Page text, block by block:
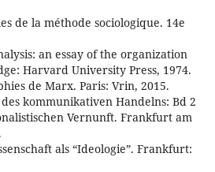
de la méthode sociologique. 14e
an essay of the organization
Harvard University Press, 1974.
de Marx. Paris: Vrin, 2015.
des kommunikativen Handelns: Bd 2
Vernunft. Frankfurt am
als “Ideologie”. Frankfurt: